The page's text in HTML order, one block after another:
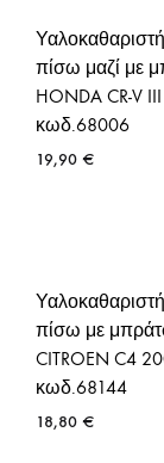
πίσω μαζί με
HONDA CR-V III
κωδ.68006
19,90 €
πίσω με
CITROEN C4
κωδ.68144
18,80 €